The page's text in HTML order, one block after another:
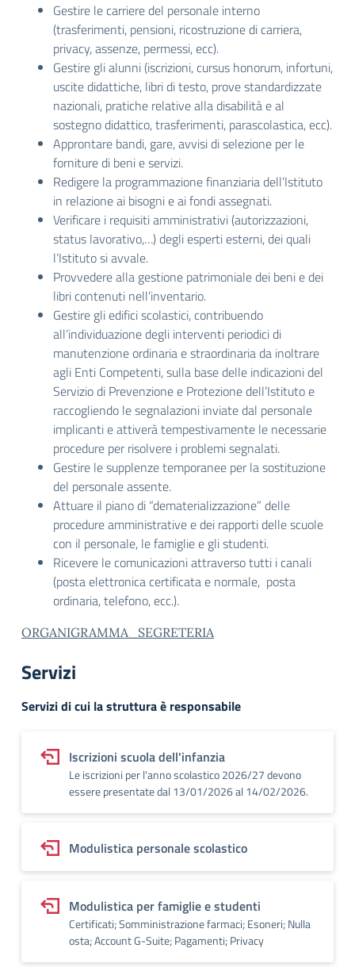
Gestire le carriere del personale interno
(trasferimenti, pensioni, ricostruzione di carriera,
privacy, assenze, permessi, ecc).
Gestire gli alunni (iscrizioni, cursus honorum, infortuni,
uscite didattiche, libri di testo, prove standardizzate
nazionali, pratiche relative alla disabilità e al
sostegno didattico, trasferimenti, parascolastica, ecc).
Approntare bandi, gare, avvisi di selezione per le
forniture di beni e servizi.
Redigere la programmazione finanziaria dell’Istituto
in relazione ai bisogni e ai fondi assegnati.
Verificare i requisiti amministrativi (autorizzazioni,
status lavorativo,…) degli esperti esterni, dei quali
l’Istituto si avvale.
Provvedere alla gestione patrimoniale dei beni e dei
libri contenuti nell’inventario.
Gestire gli edifici scolastici, contribuendo
all’individuazione degli interventi periodici di
manutenzione ordinaria e straordinaria da inoltrare
agli Enti Competenti, sulla base delle indicazioni del
Servizio di Prevenzione e Protezione dell’Istituto e
raccogliendo le segnalazioni inviate dal personale
implicanti e attiverà tempestivamente le necessarie
procedure per risolvere i problemi segnalati.
Gestire le supplenze temporanee per la sostituzione
del personale assente.
Attuare il piano di “dematerializzazione” delle
procedure amministrative e dei rapporti delle scuole
con il personale, le famiglie e gli studenti.
Ricevere le comunicazioni attraverso tutti i canali
(posta elettronica certificata e normale, posta
ordinaria, telefono, ecc.).
ORGANIGRAMMA_SEGRETERIA
Servizi
Servizi di cui la struttura è responsabile
Iscrizioni scuola dell'infanzia
Le iscrizioni per l'anno scolastico 2026/27 devono
essere presentate dal 13/01/2026 al 14/02/2026.
Modulistica personale scolastico
Modulistica per famiglie e studenti
Certificati; Somministrazione farmaci; Esoneri; Nulla
osta; Account G-Suite; Pagamenti; Privacy